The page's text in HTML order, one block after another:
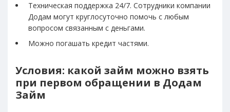
Техническая поддержка 24/7. Сотрудники компании
Додам могут круглосуточно помочь с любым
вопросом связанным с деньгами.
Можно погашать кредит частями.
Условия: какой займ можно взять
при первом обращении в Додам
Займ